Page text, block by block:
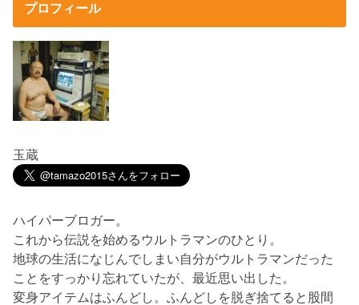
プロフィール
玉蔵
ハイパーブロガー。
これから伝説を始めるウルトラマンのひとり。
地球の生活になじんでしまい自分がウルトラマンだった
ことをすっかり忘れていたが、最近思い出した。
変身アイテムはふんどし。ふんどしを脱ぎ捨てると股間